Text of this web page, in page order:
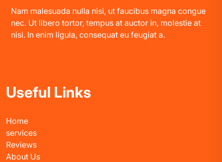
Nam malesuada nulla nisi, ut faucibus magna congue
nec. Ut libero tortor, tempus at auctor in, molestie at
nisi. In enim ligula, consequat eu feugiat a.
Useful Links
Home
services
Reviews
About Us